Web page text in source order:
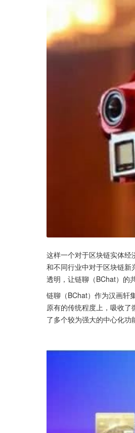
这样一个对于区块链实体经
和不同行业中对于区块链新
透明，让链聊（BChat）的
链聊（BChat）作为汉画轩
原有的传统程度上，吸收
了多个较为强大的中心化功